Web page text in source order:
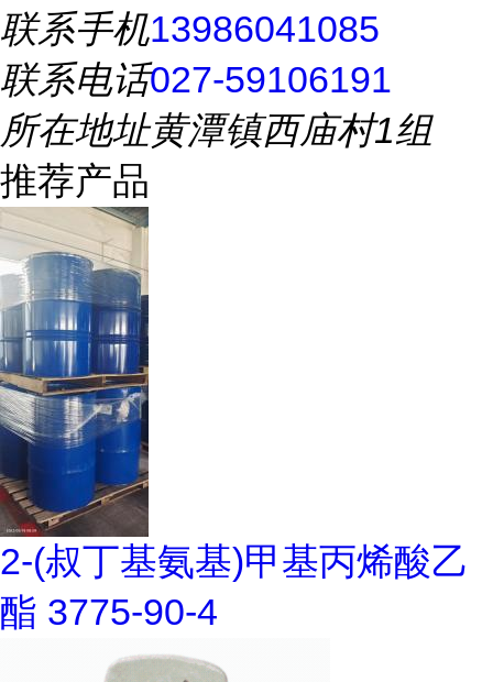
联系手机13986041085
联系电话027-59106191
所在地址黄潭镇西庙村1组
推荐产品
2-(叔丁基氨基)甲基丙烯酸乙
酯 3775-90-4